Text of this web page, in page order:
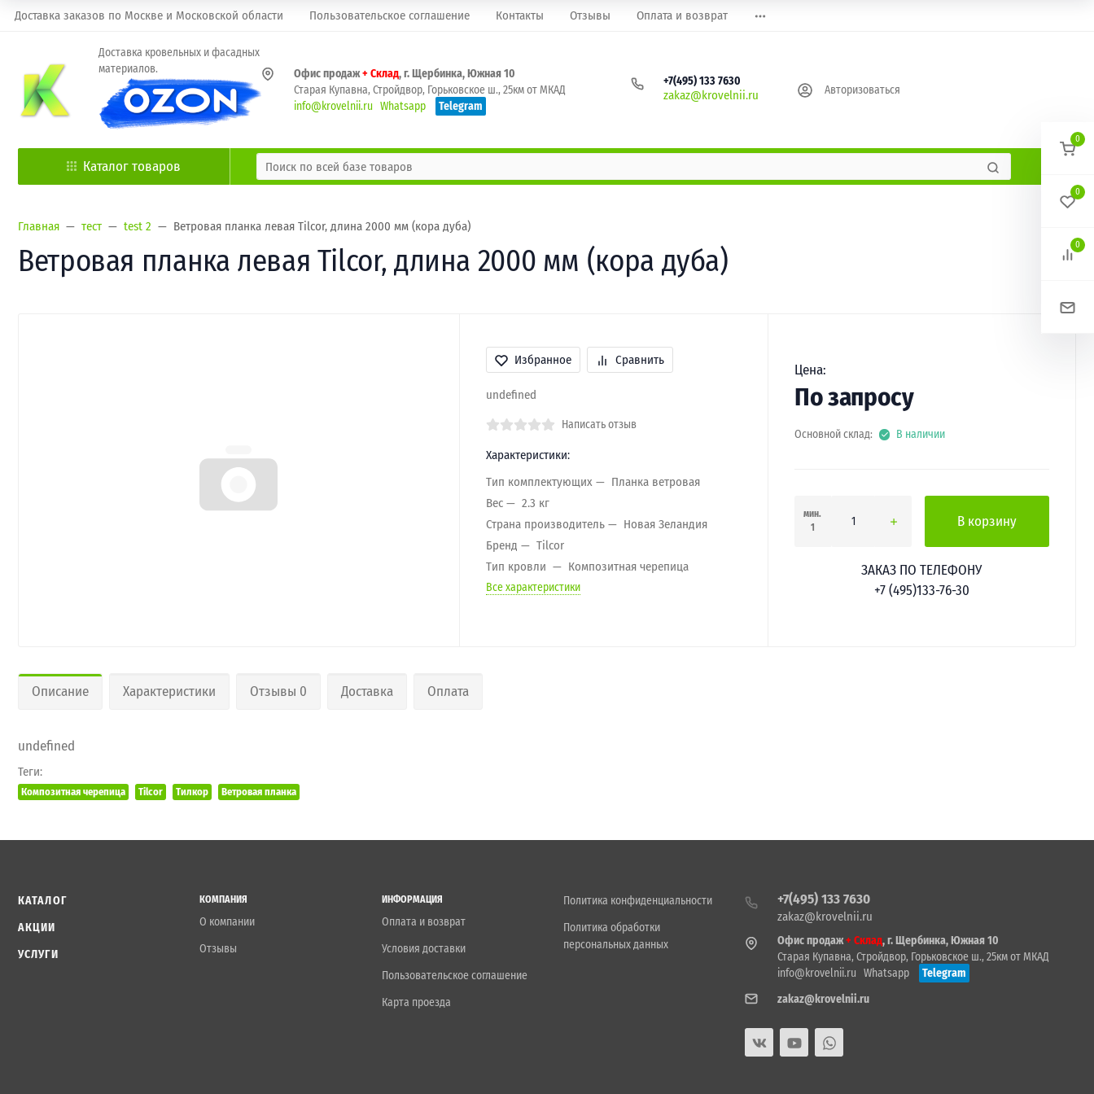
Доставка заказов по Москве и Московской области Пользовательское соглашение Контакты Отзывы Оплата и возврат
Доставка кровельных и фасадных
материалов.
Офис продаж+ Склад, г. Щербинка, Южная 10
Старая Купавна, Стройдвор, Горьковское ш., 25км от МКАД
info@krovelnii.ru Whatsapp Telegram
+7(495) 133 7630
zakaz@krovelnii.ru Авторизоваться
Каталог товаров
Главная тест test 2 Ветровая планка левая Tilcor, длина 2000 мм (кора дуба)
Ветровая планка левая Tilcor, длина 2000 мм (кора дуба)
Избранное Сравнить
undefined
Написать отзыв
Характеристики:
Тип комплектующих
Планка ветровая
Вес
2.3 кг
Страна производитель
Новая Зеландия
Бренд
Tilcor
Тип кровли
Композитная черепица
Все характеристики
Цена:
По запросу
Основной склад: В наличии
мин.
1
В корзину
ЗАКАЗ ПО ТЕЛЕФОНУ
+7 (495)133-76-30
Описание Характеристики Отзывы 0 Доставка Оплата
undefined
Теги:
Композитная черепица Tilcor Тилкор Ветровая планка
КАТАЛОГ
АКЦИИ
УСЛУГИ
КОМПАНИЯ
О компании
Отзывы
ИНФОРМАЦИЯ
Оплата и возврат
Условия доставки
Пользовательское соглашение
Карта проезда
Политика конфиденциальности
Политика обработки
персональных данных
+7(495) 133 7630
zakaz@krovelnii.ru
Офис продаж+ Склад, г. Щербинка, Южная 10
Старая Купавна, Стройдвор, Горьковское ш., 25км от МКАД
info@krovelnii.ru
Whatsapp
Telegram
zakaz@krovelnii.ru
0
0
0